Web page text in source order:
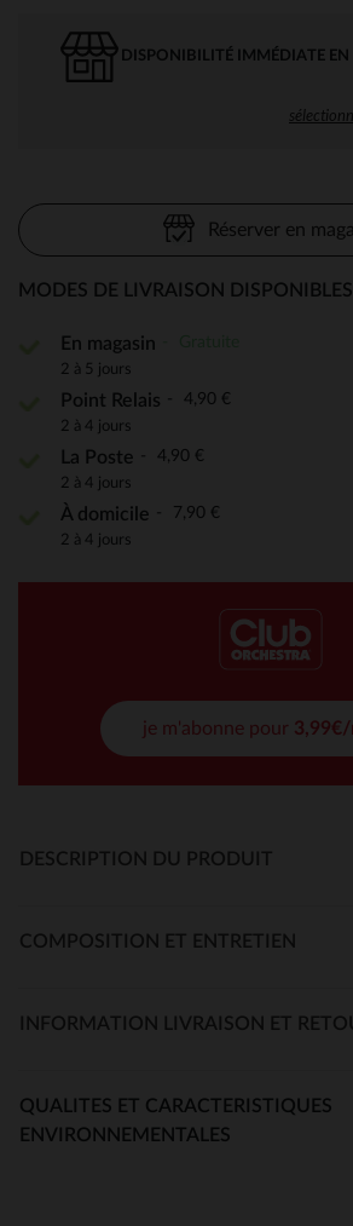
DISPONIBILITÉ IMMÉDIATE EN
Réserver en
MODES DE LIVRAISON DISPONIBLES
En magasin
2 à 5 jours
Point Relais 4,90 €
2 à 4 jours
La Poste 4,90 €
2 à 4 jours
À domicile 7,90 €
2 à 4 jours
je m'abonne pour 3,99€/
DESCRIPTION DU PRODUIT
COMPOSITION ET ENTRETIEN
INFORMATION LIVRAISON ET
QUALITES ET CARACTERISTIQUES
ENVIRONNEMENTALES